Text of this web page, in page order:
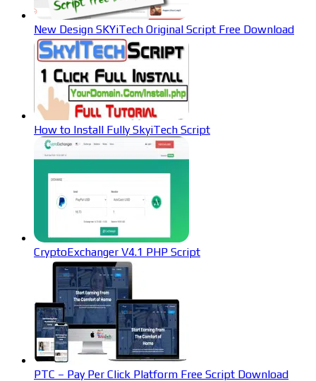
New Design SKYiTech Original Script Free Download
How to Install Fully SkyiTech Script
CryptoExchanger V4.1 PHP Script
PTC – Pay Per Click Platform Free Script Download